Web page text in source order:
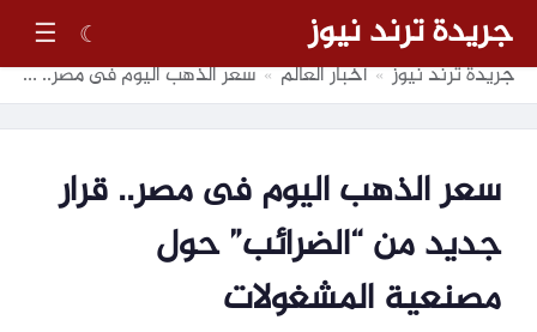
جريدة ترند نيوز ☾
☰
جريدة ترند نيوز » أخبار العالم » سعر الذهب اليوم فى مصر.. قرار جديد من “الضرائب” حول مصنعية المشغولات
سعر الذهب اليوم فى مصر.. قرار
جديد من “الضرائب” حول
مصنعية المشغولات